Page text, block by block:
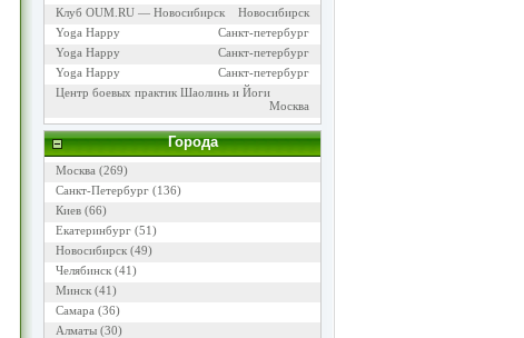
Клуб OUM.RU — Новосибирск
Новосибирск
Yoga Happy
Санкт-петербург
Yoga Happy
Санкт-петербург
Yoga Happy
Санкт-петербург
Центр боевых практик Шаолинь и Йоги
Москва
Города
Москва (269)
Санкт-Петербург(136)
Киев(66)
Екатеринбург(51)
Новосибирск(49)
Челябинск(41)
Минск(41)
Самара (36)
Алматы(30)